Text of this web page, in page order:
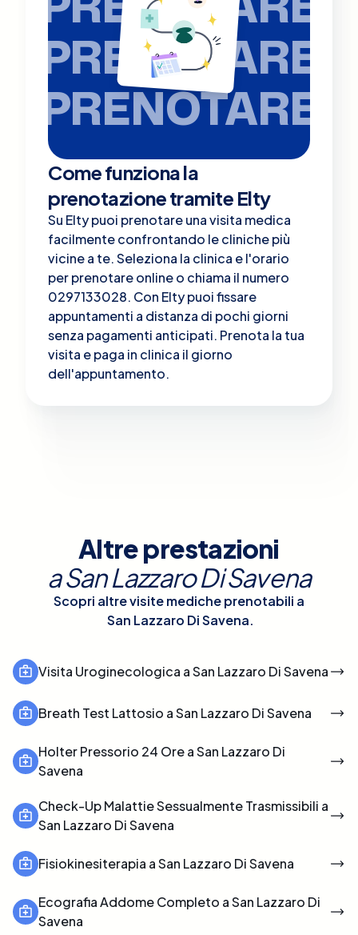
PRENOTARE
PRENOTARE
Come funziona la
prenotazione tramite Elty
Su Elty puoi prenotare una visita medica
facilmente confrontando le cliniche più
vicine a te. Seleziona la clinica e l'orario
per prenotare online o chiama il numero
0297133028. Con Elty puoi fissare
appuntamenti a distanza di pochi giorni
senza pagamenti anticipati. Prenota la tua
visita e paga in clinica il giorno
dell'appuntamento.
Altre prestazioni
aSan Lazzaro Di Savena
Scopri altre visite mediche prenotabili a
San Lazzaro Di Savena.
Visita Uroginecologica a San Lazzaro Di Savena
Breath Test Lattosio a San Lazzaro Di Savena
Holter Pressorio 24 Ore a San Lazzaro Di
Savena
Check-Up Malattie Sessualmente Trasmissibili a
San Lazzaro Di Savena
Fisiokinesiterapia a San Lazzaro Di Savena
Ecografia Addome Completo a San Lazzaro Di
Savena